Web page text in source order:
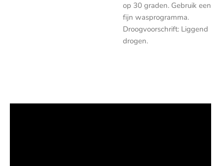
op 30 graden. Gebruik een
fijn wasprogramma.
Droogvoorschrift: Liggend
drogen.